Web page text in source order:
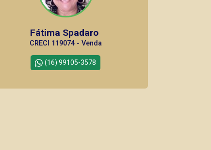
Fátima Spadaro
CRECI 119074 - Venda
(16) 99105-3578